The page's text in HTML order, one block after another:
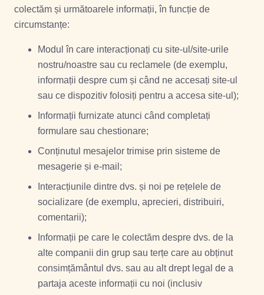
colectăm și următoarele informații, în funcție de
circumstanțe:
Modul în care interacționați cu site-ul/site-urile
nostru/noastre sau cu reclamele (de exemplu,
informații despre cum și când ne accesați site-ul
sau ce dispozitiv folosiți pentru a accesa site-ul);
Informații furnizate atunci când completați
formulare sau chestionare;
Conținutul mesajelor trimise prin sisteme de
mesagerie și e-mail;
Interacțiunile dintre dvs. și noi pe rețelele de
socializare (de exemplu, aprecieri, distribuiri,
comentarii);
Informații pe care le colectăm despre dvs. de la
alte companii din grup sau terțe care au obținut
consimțământul dvs. sau au alt drept legal de a
partaja aceste informații cu noi (inclusiv